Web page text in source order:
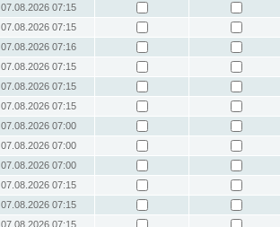
07.08.2026 07:15
07.08.2026 07:15
07.08.2026 07:16
07.08.2026 07:15
07.08.2026 07:15
07.08.2026 07:15
07.08.2026 07:00
07.08.2026 07:00
07.08.2026 07:00
07.08.2026 07:15
07.08.2026 07:15
07.08.2026 07:15